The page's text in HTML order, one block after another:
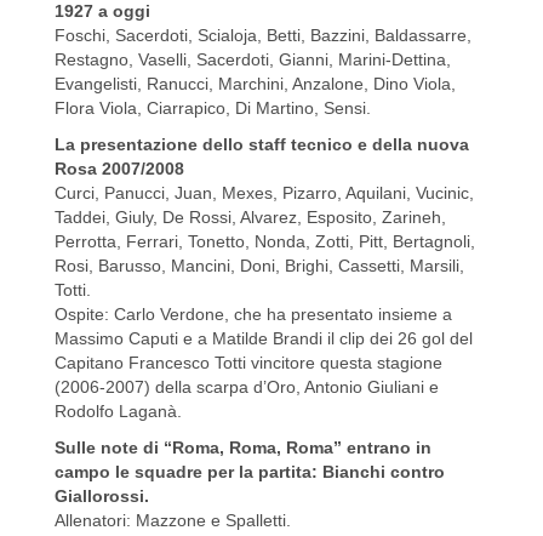
1927 a oggi
Foschi, Sacerdoti, Scialoja, Betti, Bazzini, Baldassarre,
Restagno, Vaselli, Sacerdoti, Gianni, Marini-Dettina,
Evangelisti, Ranucci, Marchini, Anzalone, Dino Viola,
Flora Viola, Ciarrapico, Di Martino, Sensi.
La presentazione dello staff tecnico e della nuova
Rosa 2007/2008
Curci, Panucci, Juan, Mexes, Pizarro, Aquilani, Vucinic,
Taddei, Giuly, De Rossi, Alvarez, Esposito, Zarineh,
Perrotta, Ferrari, Tonetto, Nonda, Zotti, Pitt, Bertagnoli,
Rosi, Barusso, Mancini, Doni, Brighi, Cassetti, Marsili,
Totti.
Ospite: Carlo Verdone, che ha presentato insieme a
Massimo Caputi e a Matilde Brandi il clip dei 26 gol del
Capitano Francesco Totti vincitore questa stagione
(2006-2007) della scarpa d’Oro, Antonio Giuliani e
Rodolfo Laganà.
Sulle note di “Roma, Roma, Roma” entrano in
campo le squadre per la partita: Bianchi contro
Giallorossi.
Allenatori: Mazzone e Spalletti.